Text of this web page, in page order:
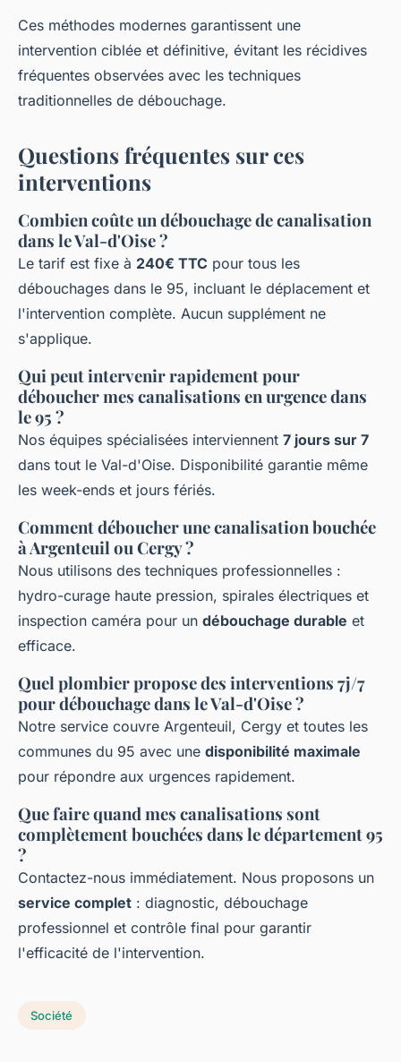
Ces méthodes modernes garantissent une
intervention ciblée et définitive, évitant les récidives
fréquentes observées avec les techniques
traditionnelles de débouchage.
Questions fréquentes sur ces
interventions
Combien coûte un débouchage de canalisation
dans le Val-d'Oise ?
Le tarif est fixe à 240€ TTC pour tous les
débouchages dans le 95, incluant le déplacement et
l'intervention complète. Aucun supplément ne
s'applique.
Qui peut intervenir rapidement pour
déboucher mes canalisations en urgence dans
le 95 ?
Nos équipes spécialisées interviennent 7 jours sur 7
dans tout le Val-d'Oise. Disponibilité garantie même
les week-ends et jours fériés.
Comment déboucher une canalisation bouchée
à Argenteuil ou Cergy ?
Nous utilisons des techniques professionnelles :
hydro-curage haute pression, spirales électriques et
inspection caméra pour un débouchage durable et
efficace.
Quel plombier propose des interventions 7j/7
pour débouchage dans le Val-d'Oise ?
Notre service couvre Argenteuil, Cergy et toutes les
communes du 95 avec une disponibilité maximale
pour répondre aux urgences rapidement.
Que faire quand mes canalisations sont
complètement bouchées dans le département 95
?
Contactez-nous immédiatement. Nous proposons un
service complet : diagnostic, débouchage
professionnel et contrôle final pour garantir
l'efficacité de l'intervention.
Société